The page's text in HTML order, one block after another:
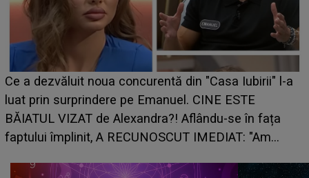
l-a
fața
HOROSCOP de weekend, 8-9 august 2026.
care riscă să rămână fără bani. O decizie
grabă îi aduce pierderi semnificative și îi dă
planurile peste cap